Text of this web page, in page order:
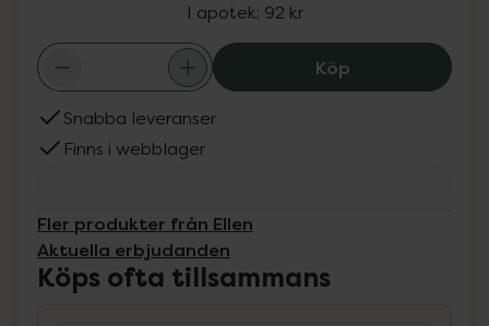
I apotek: 92 kr
Köpellen Probiotic
Snabba leveranser
Finns i webblager
Fler produkter från Ellen
Aktuella erbjudanden
Köps ofta tillsammans